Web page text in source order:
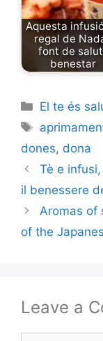
Aquesta
regal de
font de
benestar
Categories
El te és
Tags
dones, dona
Tè e
il benessere
Aromas of
of the
Leave a